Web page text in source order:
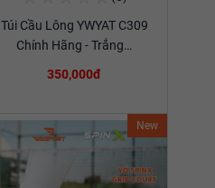
Xem chi tiết
Túi Cầu Lông YWYAT C309
Chính Hãng - Trắng…
350,000đ
New